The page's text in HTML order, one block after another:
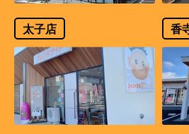
太子店 香